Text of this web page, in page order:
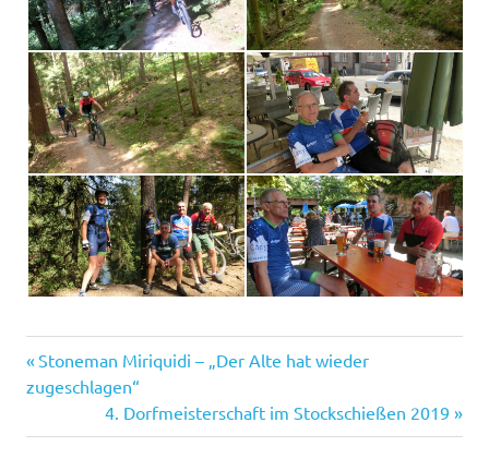
Beitragsnavigation
Vorheriger
Beitrag:
Stoneman Miriquidi – „Der Alte hat wieder
zugeschlagen“
Nächster
Beitrag:
4. Dorfmeisterschaft im Stockschießen 2019